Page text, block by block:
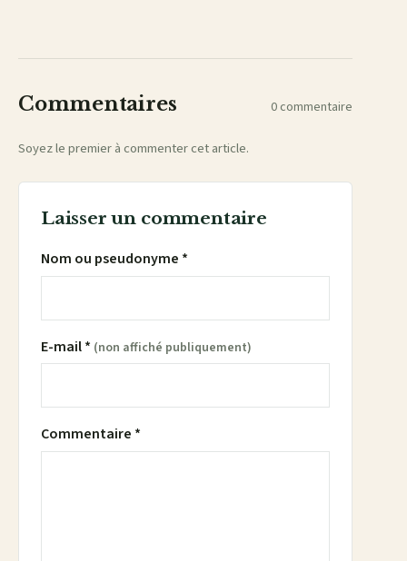
Commentaires 0 commentaire
Soyez le premier à commenter cet article.
Laisser un commentaire
Nom ou pseudonyme *
E-mail * (non affiché publiquement)
Commentaire *